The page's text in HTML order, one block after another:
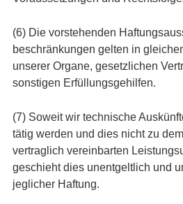
(6) Die vorstehenden
beschränkungen gelten in
unserer Organe, gesetzlichen
sonstigen Erfüllungsgehilfen.
(7) Soweit wir technische
tätig werden und dies nicht zu
vertraglich vereinbarten
geschieht dies unentgeltlich und
jeglicher Haftung.